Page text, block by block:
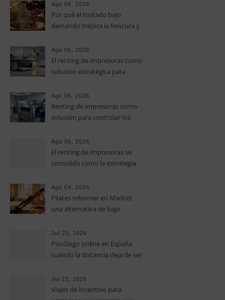
Ago 06, 2026
Por qué el tostado bajo
demanda mejora la frescura y
especialidad
Ago 06, 2026
El renting de impresoras como
solución estratégica para
pymes
Ago 06, 2026
Renting de impresoras como
solución para controlar los
pymes
Ago 06, 2026
El renting de impresoras se
consolida como la estrategia
operativos en las pequeñas y
medianas empresas
Ago 04, 2026
Pilates reformer en Madrid:
una alternativa de bajo
fuerza y movilidad
Jul 23, 2026
Psicólogo online en España
cuándo la distancia deja de ser
terapia
Jul 23, 2026
Viajes de incentivo para